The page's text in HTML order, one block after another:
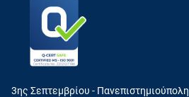
3ης Σεπτεμβρίου - Πανεπιστημιούπολη